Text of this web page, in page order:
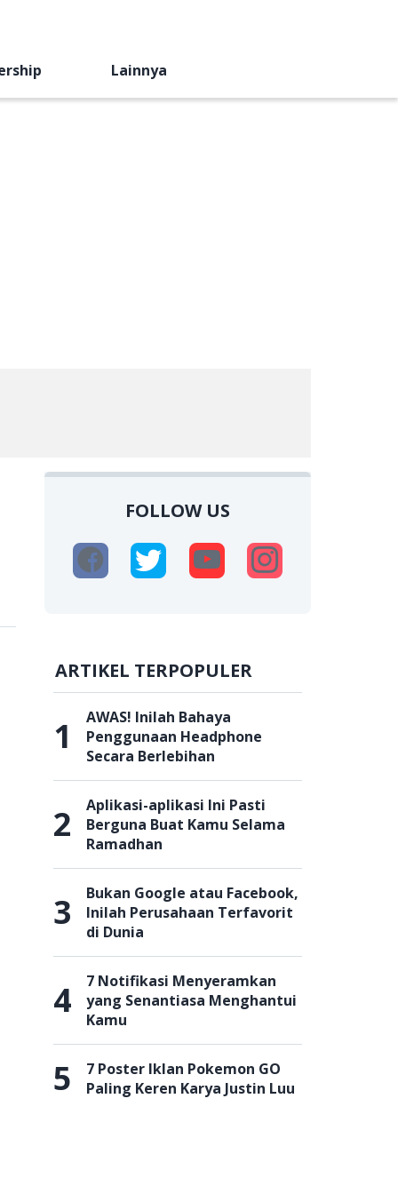
Lainnya
FOLLOW US
ARTIKEL TERPOPULER
1
AWAS! Inilah Bahaya
Penggunaan Headphone
Secara Berlebihan
2
Aplikasi-aplikasi Ini Pasti
Berguna Buat Kamu Selama
Ramadhan
3
Bukan Google atau Facebook,
Inilah Perusahaan Terfavorit
di Dunia
4
7 Notifikasi Menyeramkan
yang Senantiasa Menghantui
Kamu
5
7 Poster Iklan Pokemon GO
Paling Keren Karya Justin Luu